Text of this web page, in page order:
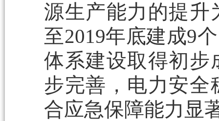
源生产能力的提升
至2019年底建成9
体系建设取得初步
步完善，电力安全
合应急保障能力显